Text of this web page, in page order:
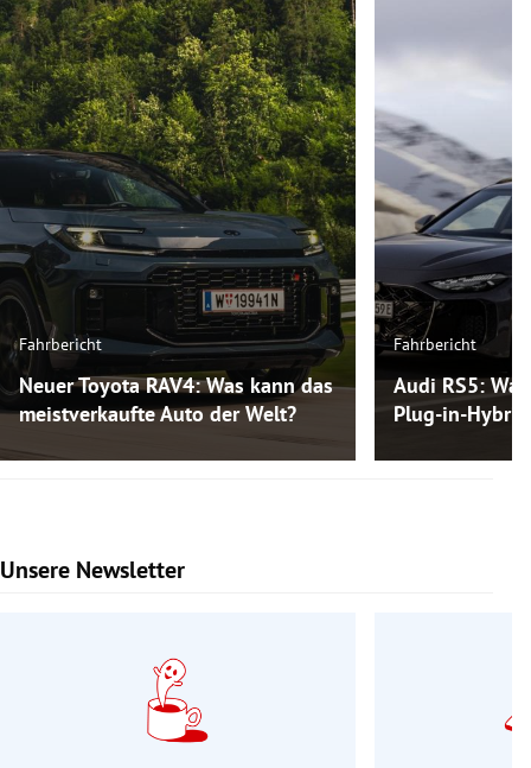
Fahrbericht
Neuer Toyota RAV4: Was kann das
meistverkaufte Auto der Welt?
Fahrbericht
Audi RS5:
Plug-in-
Unsere Newsletter
Slide 1 von 9